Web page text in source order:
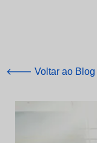
🡐 Voltar ao Blog